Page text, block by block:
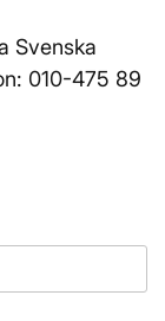
Svenska
010-475 89